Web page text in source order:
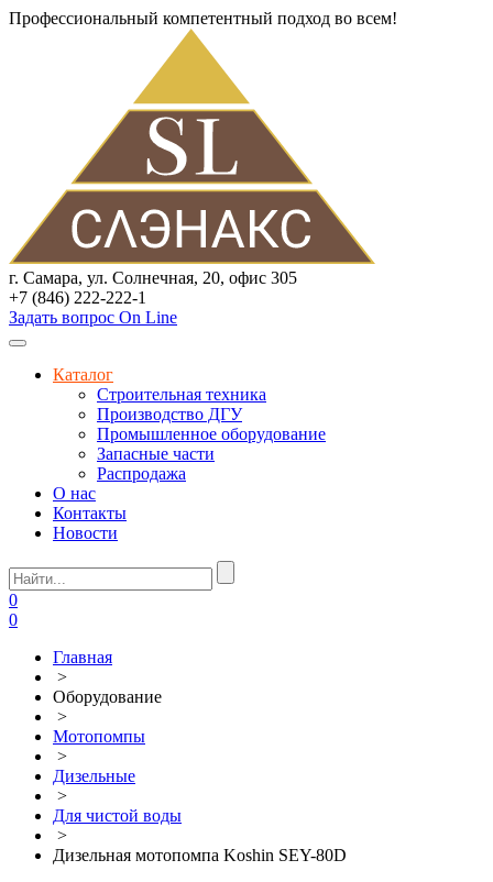
Профессиональный компетентный подход во всем!
г. Самара, ул. Солнечная, 20, офис 305
+7 (846) 222-222-1
Задать вопрос On Line
Каталог
Строительная техника
Производство ДГУ
Промышленное оборудование
Запасные части
Распродажа
О нас
Контакты
Новости
0
0
Главная
>
Оборудование
>
Мотопомпы
>
Дизельные
>
Для чистой воды
>
Дизельная мотопомпа Koshin SEY-80D